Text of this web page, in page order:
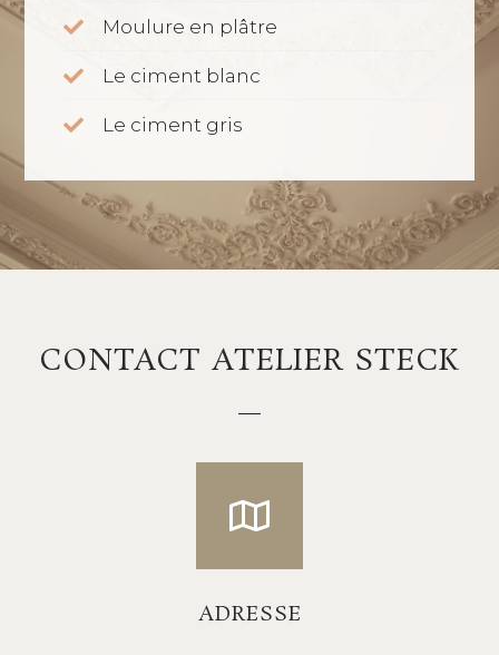
Moulure en plâtre
Le ciment blanc
Le ciment gris
CONTACT ATELIER STECK
ADRESSE